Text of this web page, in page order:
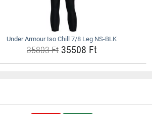
Under Armour Iso Chill 7/8 Leg NS-BLK
35803 Ft35508 Ft